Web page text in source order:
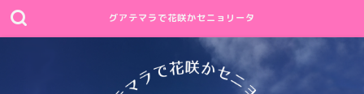
グアテマラで花咲かセニョリータ